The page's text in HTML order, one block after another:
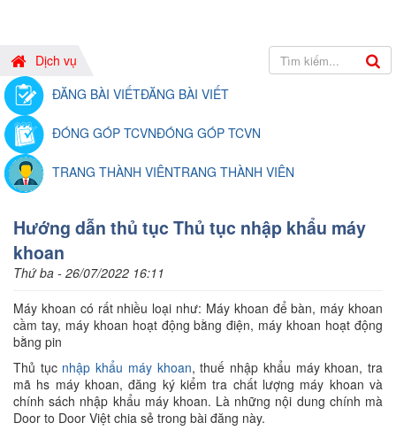
Dịch vụ
ĐĂNG BÀI VIẾTĐĂNG BÀI VIẾT
ĐÓNG GÓP TCVNĐÓNG GÓP TCVN
TRANG THÀNH VIÊNTRANG THÀNH VIÊN
Hướng dẫn thủ tục Thủ tục nhập khẩu máy
khoan
Thứ ba - 26/07/2022 16:11
Máy khoan có rất nhiều loại như: Máy khoan để bàn, máy khoan
cầm tay, máy khoan hoạt động bằng điện, máy khoan hoạt động
bằng pin
Thủ tục nhập khẩu máy khoan, thuế nhập khẩu máy khoan, tra
mã hs máy khoan, đăng ký kiểm tra chất lượng máy khoan và
chính sách nhập khẩu máy khoan. Là những nội dung chính mà
Door to Door Việt chia sẻ trong bài đăng này.